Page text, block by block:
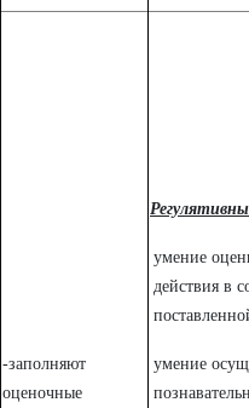
-заполняют
оценочные
умение
действия в
умение